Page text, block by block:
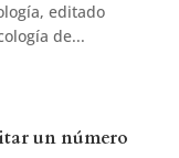
editado
de...
un número